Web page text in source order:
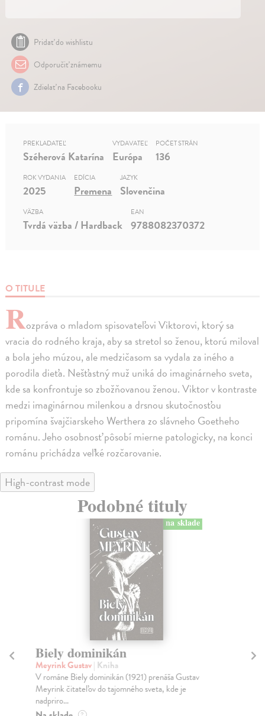
Pridať do wishlistu
Odporučiť známemu
Zdielať na Facebooku
O TITULE
Rozpráva o mladom spisovateľovi Viktorovi, ktorý sa
vracia do rodného kraja, aby sa stretol so ženou, ktorú miloval
a bola jeho múzou, ale medzičasom sa vydala za iného a
porodila dieťa. Nešťastný muž uniká do imaginárneho sveta,
kde sa konfrontuje so zbožňovanou ženou. Viktor v kontraste
medzi imaginárnou milenkou a drsnou skutočnosťou
pripomína švajčiarskeho Werthera zo slávneho Goetheho
románu. Jeho osobnosť pôsobí mierne patologicky, na konci
románu prichádza veľké rozčarovanie.
PREKLADATEĽ
Széherová Katarína
VYDAVATEĽ
Európa
POČET STRÁN
136
ROK VYDANIA
2025
EDÍCIA
Premena
JAZYK
Slovenčina
VÄZBA
Tvrdá väzba / Hardback
EAN
9788082370372
High-contrast mode
Podobné tituly
na sklade
Biely dominikán
Meyrink Gustav| Kniha
V románe Biely dominikán (1921) prenáša Gustav
Meyrink čitateľov do tajomného sveta, kde je
nadpriro...